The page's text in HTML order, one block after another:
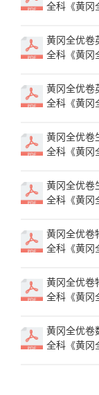
全科《黄冈
黄冈全优卷
全科《黄冈
黄冈全优卷
全科《黄冈
黄冈全优卷
全科《黄冈
黄冈全优卷
全科《黄冈
黄冈全优卷
全科《黄冈
黄冈全优卷
全科《黄冈
黄冈全优卷
全科《黄冈